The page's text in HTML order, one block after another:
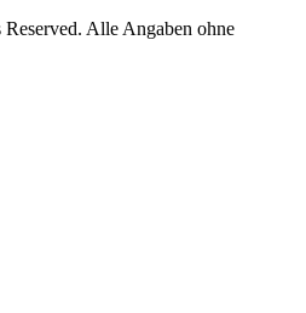
Alle Angaben ohne